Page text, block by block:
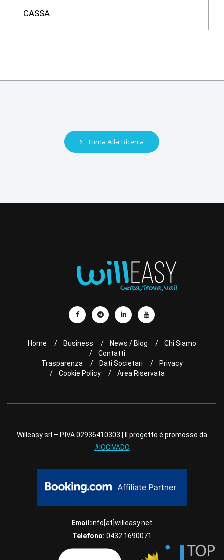
CASSA
Torna Alla Ricerca
Home Business News / Blog
Chi Siamo
Contatti
Trasparenza
Dati Societari
Privacy
Cookie Policy
Area Riservata
Willeasy srl – P.IVA 02936410303 | Il progetto è promosso da
#IOCIVADO
Email:info[at]willeasy.net
Telefono: 0432 1690071